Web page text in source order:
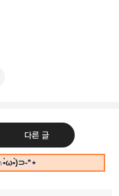
다른 글
*⋆